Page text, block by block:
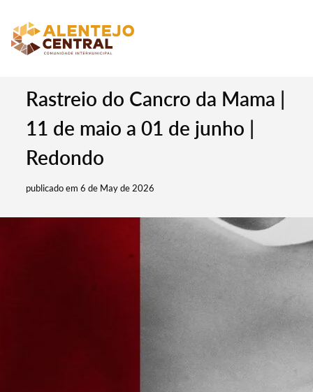
Rastreio do Cancro da Mama |
11 de maio a 01 de junho |
Redondo
publicado em 6 de May de 2026